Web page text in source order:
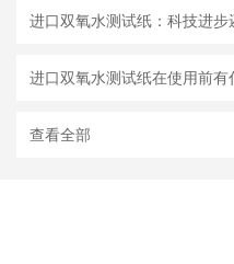
查看全部